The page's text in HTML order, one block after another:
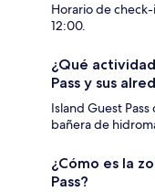
Horario de
12:00.
¿Qué
Pass y sus
Island Guest
bañera de
¿Cómo es la
Pass?